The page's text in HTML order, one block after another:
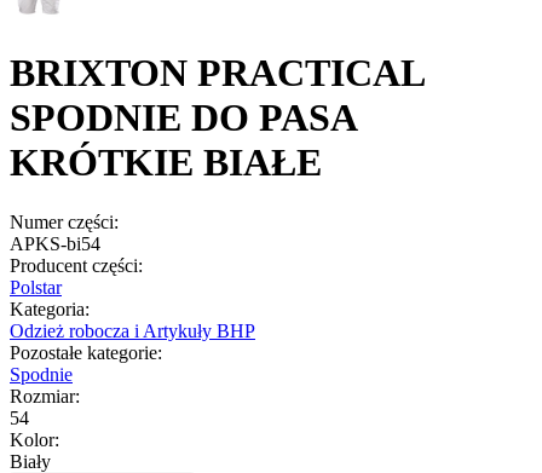
BRIXTON PRACTICAL
SPODNIE DO PASA
KRÓTKIE BIAŁE
Numer części:
APKS-bi54
Producent części:
Polstar
Kategoria:
Odzież robocza i Artykuły BHP
Pozostałe kategorie:
Spodnie
Rozmiar:
54
Kolor:
Biały